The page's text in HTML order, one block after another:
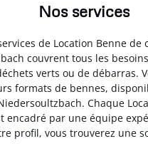
Nos services
de Location Benne de
couvrent tous les
verts ou de débarras.
formats de bennes,
Chaque
encadré par une équipe
profil, vous trouverez une